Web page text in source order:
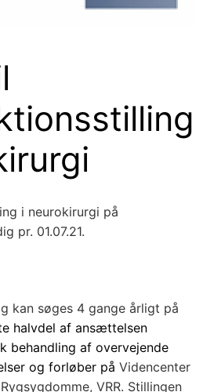
i neurokirurgi på
pr. 01.07.21.
kan søges 4 gange årligt på
halvdel af ansættelsen
behandling af overvejende
og forløber på Videncenter
VRR. Stillingen